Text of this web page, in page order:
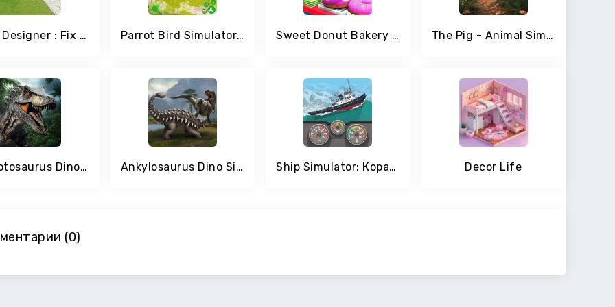
House Designer : Fix & Flip Parrot Bird Simulator Game Sweet Donut Bakery Simulator The Pig - Animal Simulator
Giganotosaurus Dino Simulator Ankylosaurus Dino Simulator Ship Simulator: Корабли Игра Decor Life
(0)